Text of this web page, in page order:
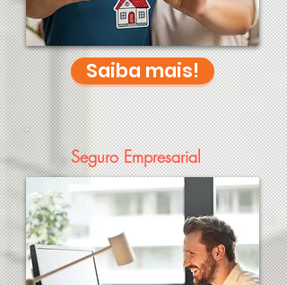
Saiba mais!
Seguro Empresarial